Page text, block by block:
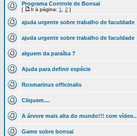
Programa Controle de Bonsai
[ Ir à página: 1 2 ]
ajuda urgente sobre trabalho de faculdade
ajuda urgente sobre trabalho de faculdade
alguem da paraíba ?
Ajuda para definir espécie
Rosmarinus officinalis
Cliquem....
A árvore mais alta do mundo!!! com vídeo..
Game sobre bonsai